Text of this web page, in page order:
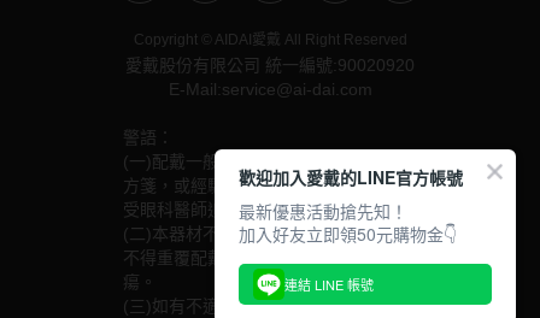
Copyright © AIDAI愛戴 All Right Reserved
愛戴股份有限公司 統一編號:90020920
E-Mail:service@ai-dai.com
警語：
(一)配戴一般隱形眼鏡須經眼科醫師驗光配鏡取得處
方箋，或經驗光人員驗光配鏡取得配鏡單，並定期接
受眼科醫師追蹤檢查。
(二)本器材不得逾中文說明書建議之最長配戴時數、
不得重覆配戴，於就寢前務必取下，以免感染或潰
瘍。
(三)如有不適，應立即就醫。
歡迎加入愛戴的LINE官方帳號
最新優惠活動搶先知！
加入好友立即領50元購物金👇
連結 LINE 帳號